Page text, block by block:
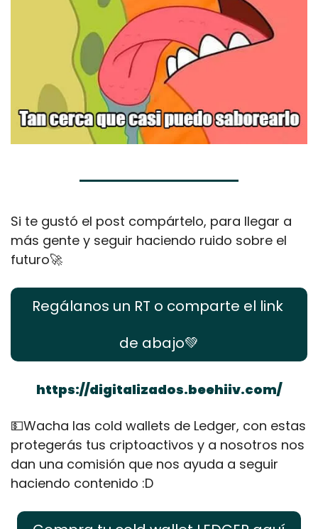
Si te gustó el post compártelo, para llegar a
más gente y seguir haciendo ruido sobre el
futuro🚀
Regálanos un RT o comparte el link
de abajo💚
https://digitalizados.beehiiv.com/
💵Wacha las cold wallets de Ledger, con estas
protegerás tus criptoactivos y a nosotros nos
dan una comisión que nos ayuda a seguir
haciendo contenido :D